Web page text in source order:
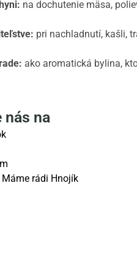
na dochutenie mäsa,
pri nachladnutí, kašli,
ako aromatická bylina,
nás na
rádi Hnojík